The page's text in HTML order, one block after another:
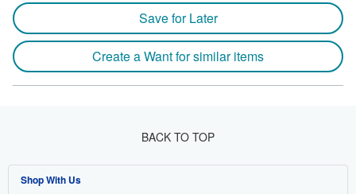
Save for Later
Create a Want for similar items
BACK TO TOP
Shop With Us